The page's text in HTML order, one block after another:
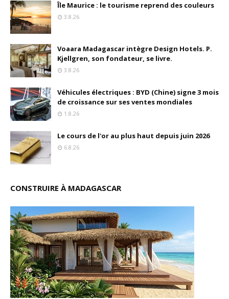
Île Maurice : le tourisme reprend des couleurs
3.8.26
Voaara Madagascar intègre Design Hotels. P.
Kjellgren, son fondateur, se livre.
3.8.26
Véhicules électriques : BYD (Chine) signe 3 mois
de croissance sur ses ventes mondiales
1.8.26
Le cours de l'or au plus haut depuis juin 2026
6.8.26
CONSTRUIRE À MADAGASCAR